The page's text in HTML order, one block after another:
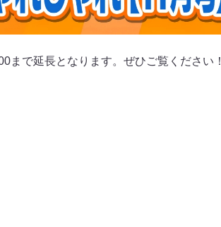
まで延長となります。ぜひご覧ください！